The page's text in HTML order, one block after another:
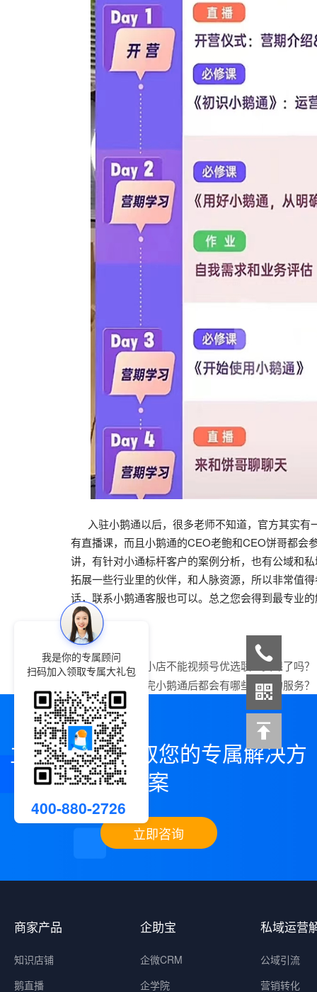
入驻小鹅通以后，很多老师不知道，官方其实有
有直播课，而且小鹅通的CEO老鲍和CEO饼哥都会
讲，有针对小通标杆客户的案例分析，也有公域和
拓展一些行业里的伙伴，和人脉资源，所以非常值
话，联系小鹅通客服也可以。总之您会得到最专业
上一篇： 小鹅通小店不能视频号优选联盟卖课了吗？
客户买完小鹅通后都会有哪些标配的服务？
立即咨询，领取您的专属解决方
案
立即咨询
商家产品
知识店铺
鹅直播
企助宝
企微CRM
企学院
私域运营
公域引流
营销转化
我是你的专属顾问
扫码加入领取专属大礼包
400-880-2726